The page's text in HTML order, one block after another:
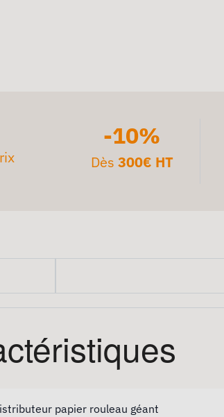
-10%
Dès 300€ HT
papier rouleau géant